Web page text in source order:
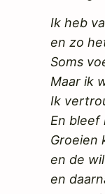
Ik heb
en zo
Soms
Maar ik
Ik
En bleef
Groeien
en de
en